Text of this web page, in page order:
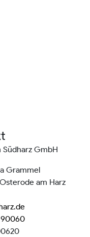
GmbH
Grammel
am Harz